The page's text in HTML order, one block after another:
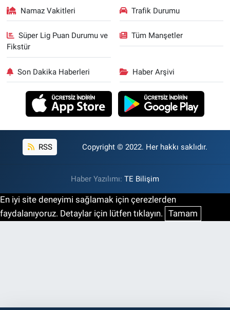
Namaz Vakitleri Trafik Durumu
Süper Lig Puan Durumu ve
Fikstür
Tüm Manşetler
Son Dakika Haberleri Haber Arşivi
RSS Copyright © 2022. Her hakkı saklıdır.
Haber Yazılımı: TE Bilişim
En iyi site deneyimi sağlamak için çerezlerden
faydalanıyoruz. Detaylar için lütfen tıklayın. Tamam